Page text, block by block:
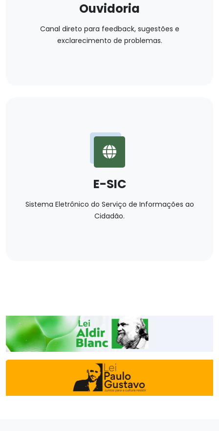
Ouvidoria
Canal direto para feedback, sugestões e
exclarecimento de problemas.
E-SIC
Sistema Eletrônico do Serviço de Informações ao
Cidadão.